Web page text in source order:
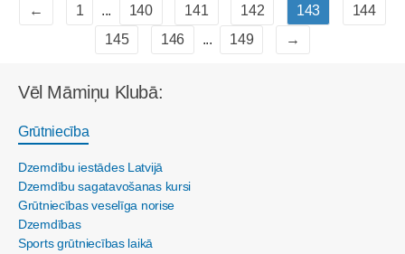
← 1 ... 140 141 142 143
144
145
146 ... 149 →
Vēl Māmiņu Klubā:
Grūtniecība
Dzemdību iestādes Latvijā
Dzemdību sagatavošanas kursi
Grūtniecības veselīga norise
Dzemdības
Sports grūtniecības laikā